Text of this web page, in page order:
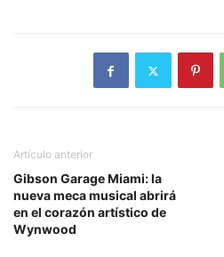
Artículo anterior
Gibson Garage Miami: la
nueva meca musical abrirá
en el corazón artístico de
Wynwood